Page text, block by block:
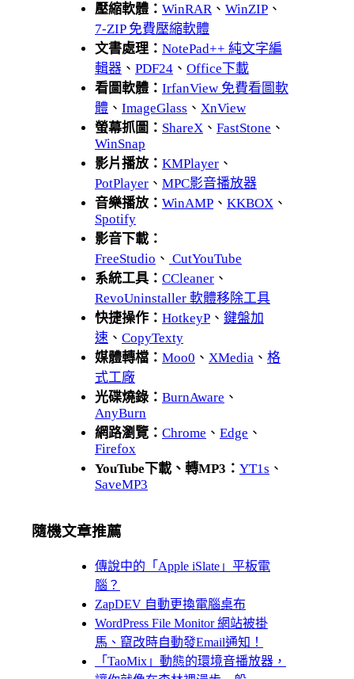
壓縮軟體： WinRAR 、 WinZIP 、
7-ZIP 免費壓縮軟體
文書處理： NotePad++ 純文字編
輯器 、 PDF24 、 Office下載
看圖軟體： IrfanView 免費看圖軟
體 、 ImageGlass 、 XnView
螢幕抓圖： ShareX 、 FastStone 、
WinSnap
影片播放： KMPlayer 、
PotPlayer 、 MPC影音播放器
音樂播放： WinAMP 、 KKBOX 、
Spotify
影音下載：
FreeStudio 、 CutYouTube
系統工具： CCleaner 、
RevoUninstaller 軟體移除工具
快捷操作： HotkeyP 、 鍵盤加
速 、 CopyTexty
媒體轉檔： Moo0 、 XMedia 、 格
式工廠
光碟燒錄： BurnAware 、
AnyBurn
網路瀏覽： Chrome 、 Edge 、
Firefox
YouTube下載、轉MP3： YT1s 、
SaveMP3
隨機文章推薦
傳說中的「Apple iSlate」平板電
腦？
ZapDEV 自動更換電腦桌布
WordPress File Monitor 網站被掛
馬、竄改時自動發Email通知！
「TaoMix」動態的環境音播放器，